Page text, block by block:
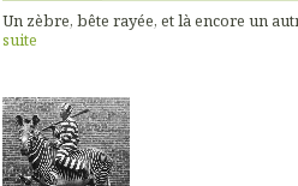
Un zèbre, bête rayée, et là encore un
suite